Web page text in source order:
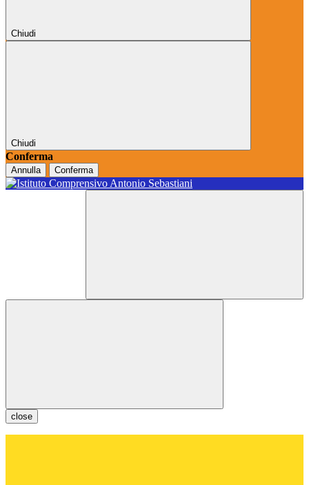
Chiudi
Chiudi
Conferma
Annulla Conferma
close